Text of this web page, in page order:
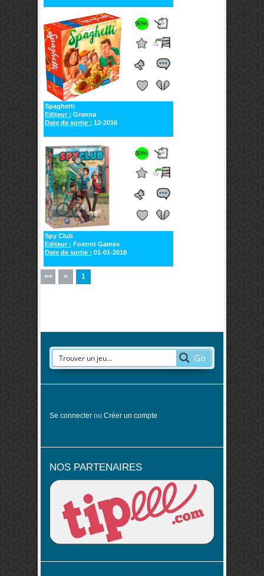
90%
Spaghetti
Editeur : Granna
Date de sortie : 12-2016
80%
Spy Club
Editeur : Foxtrot Games
Date de sortie : 01-01-2018
<< < 1
Go
Se connecter ou Créer un compte
NOS PARTENAIRES